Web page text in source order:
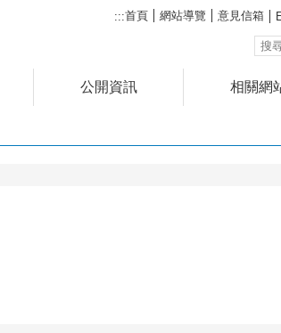
:::首頁 網站導覽 意見信箱
公開資訊 相關網